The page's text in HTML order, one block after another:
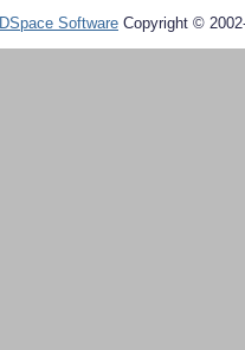
DSpace Software Copyright ©